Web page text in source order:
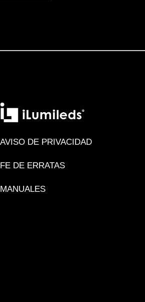
AVISO DE PRIVACIDAD
FE DE ERRATAS
MANUALES